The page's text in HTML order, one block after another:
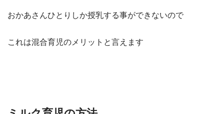
おかあさんひとりしか授乳する事ができないので
これは混合育児のメリットと言えます